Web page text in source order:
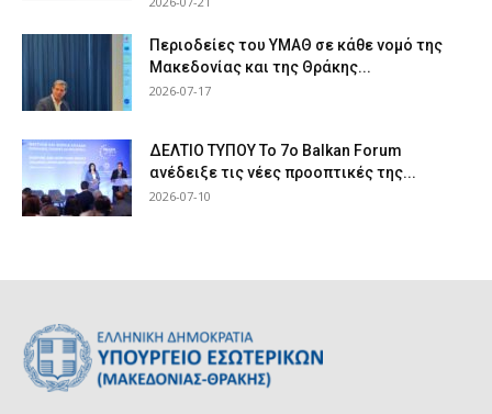
Περιοδείες του ΥΜΑΘ σε κάθε νομό της
Μακεδονίας και της Θράκης...
2026-07-17
ΔΕΛΤΙΟ ΤΥΠΟΥ Το 7ο Balkan Forum
ανέδειξε τις νέες προοπτικές της...
2026-07-10